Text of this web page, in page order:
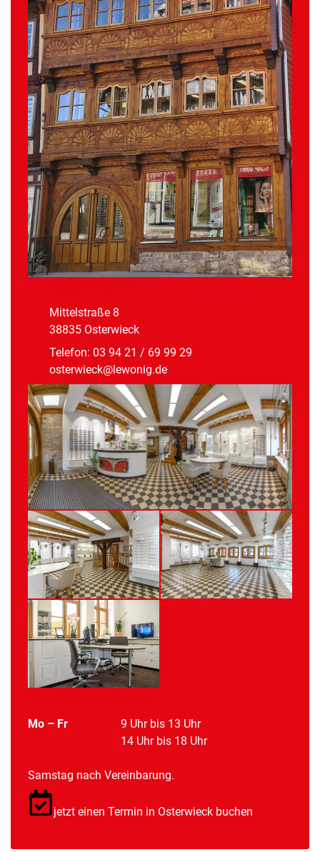
Mittelstraße 8
38835 Osterwieck
Telefon: 03 94 21 / 69 99 29
osterwieck@lewonig.de
Mo – Fr
9 Uhr bis 13 Uhr
14 Uhr bis 18 Uhr
Samstag nach Vereinbarung.
jetzt einen Termin in Osterwieck buchen